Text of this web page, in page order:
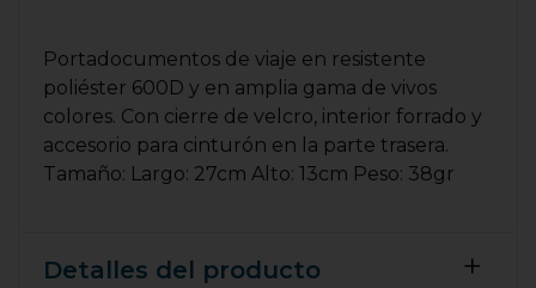
Portadocumentos de viaje en resistente
poliéster 600D y en amplia gama de vivos
colores. Con cierre de velcro, interior forrado y
accesorio para cinturón en la parte trasera.
Tamaño: Largo: 27cm Alto: 13cm Peso: 38gr
Detalles del producto